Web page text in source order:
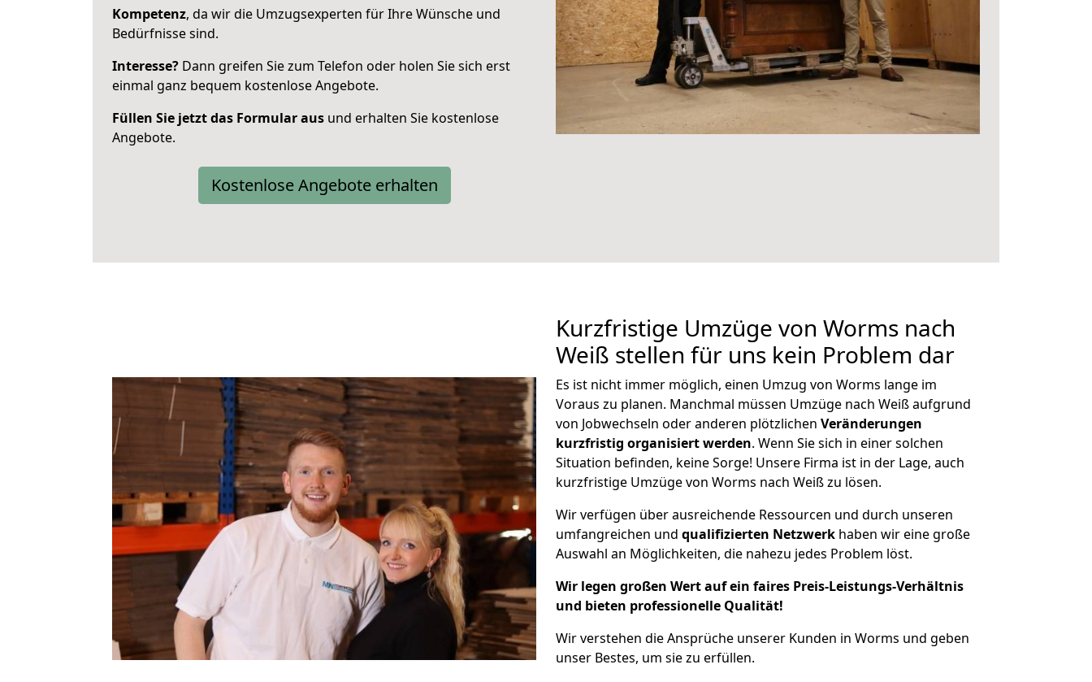
Kompetenz, da wir die Umzugsexperten für Ihre Wünsche und
Bedürfnisse sind.
Interesse? Dann greifen Sie zum Telefon oder holen Sie sich erst
einmal ganz bequem kostenlose Angebote.
Füllen Sie jetzt das Formular aus und erhalten Sie kostenlose
Angebote.
Kostenlose Angebote erhalten
Kurzfristige Umzüge von Worms nach
Weiß stellen für uns kein Problem dar
Es ist nicht immer möglich, einen Umzug von Worms lange im
Voraus zu planen. Manchmal müssen Umzüge nach Weiß aufgrund
von Jobwechseln oder anderen plötzlichen Veränderungen
kurzfristig organisiert werden. Wenn Sie sich in einer solchen
Situation befinden, keine Sorge! Unsere Firma ist in der Lage, auch
kurzfristige Umzüge von Worms nach Weiß zu lösen.
Wir verfügen über ausreichende Ressourcen und durch unseren
umfangreichen und qualifizierten Netzwerk haben wir eine große
Auswahl an Möglichkeiten, die nahezu jedes Problem löst.
Wir legen großen Wert auf ein faires Preis-Leistungs-Verhältnis
und bieten professionelle Qualität!
Wir verstehen die Ansprüche unserer Kunden in Worms und geben
unser Bestes, um sie zu erfüllen.